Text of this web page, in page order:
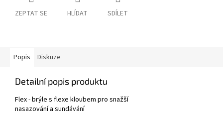
ZEPTAT SE HLÍDAT SDÍLET
Popis Diskuze
Detailní popis produktu
Flex - brýle s flexe kloubem pro snažší
nasazování a sundávání